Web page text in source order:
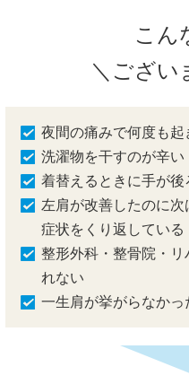
こん
＼ござい
夜間の痛みで何度も起
洗濯物を干すのが辛い
着替えるときに手が後
左肩が改善したのに
症状をくり返している
整形外科・整骨院・
れない
一生肩が挙がらなか